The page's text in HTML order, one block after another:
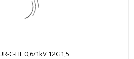
C-HF 0,6/1kV 12G1,5